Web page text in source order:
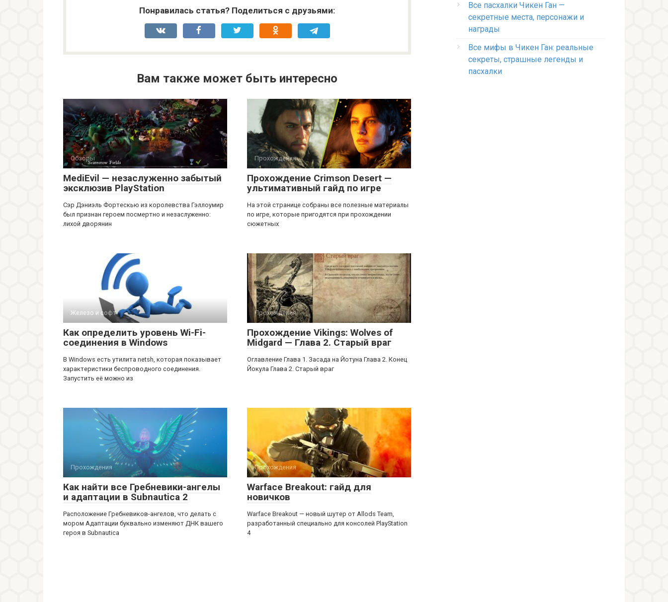
Понравилась статья? Поделиться с друзьями:
Вам также может быть интересно
Обзоры
MediEvil — незаслуженно забытый
эксклюзив PlayStation
Сэр Дэниэль Фортескью из королевства Гэллоумир
был признан героем посмертно и незаслуженно:
лихой дворянин
Прохождения
Прохождение Crimson Desert —
ультимативный гайд по игре
На этой странице собраны все полезные материалы
по игре, которые пригодятся при прохождении
сюжетных
Железо и софт
Как определить уровень Wi-Fi-
соединения в Windows
В Windows есть утилита netsh, которая показывает
характеристики беспроводного соединения.
Запустить её можно из
Прохождения
Прохождение Vikings: Wolves of
Midgard — Глава 2. Старый враг
Оглавление Глава 1. Засада на Йотуна Глава 2. Конец
Йокула Глава 2. Старый враг
Прохождения
Как найти все Гребневики-ангелы
и адаптации в Subnautica 2
Расположение Гребневиков-ангелов, что делать с
мором Адаптации буквально изменяют ДНК вашего
героя в Subnautica
Прохождения
Warface Breakout: гайд для
новичков
Warface Breakout — новый шутер от Allods Team,
разработанный специально для консолей PlayStation
4
Все пасхалки Чикен Ган —
секретные места, персонажи и
награды
Все мифы в Чикен Ган: реальные
секреты, страшные легенды и
пасхалки